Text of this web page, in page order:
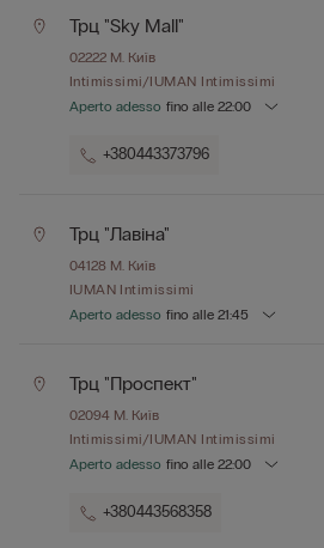
Трц "sky Mall"
02222 М. Київ
Intimissimi/IUMAN Intimissimi
Aperto adesso fino alle 22:00
+380443373796
Трц "лавіна"
04128 М. Київ
IUMAN Intimissimi
Aperto adesso fino alle 21:45
Трц "проспект"
02094 М. Київ
Intimissimi/IUMAN Intimissimi
Aperto adesso fino alle 22:00
+380443568358